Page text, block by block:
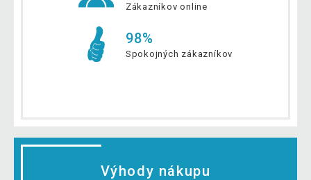
Zákazníkov online
98%
Spokojných zákazníkov
Výhody nákupu